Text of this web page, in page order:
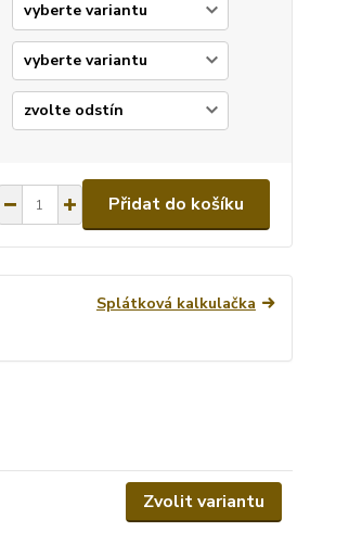
Přidat do košíku
Splátková kalkulačka
Zvolit variantu